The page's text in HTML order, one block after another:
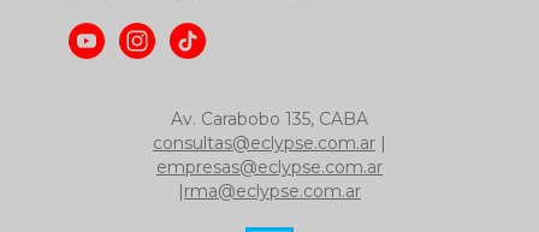
Av. Carabobo 135, CABA
consultas@eclypse.com.ar |
empresas@eclypse.com.ar
|rma@eclypse.com.ar